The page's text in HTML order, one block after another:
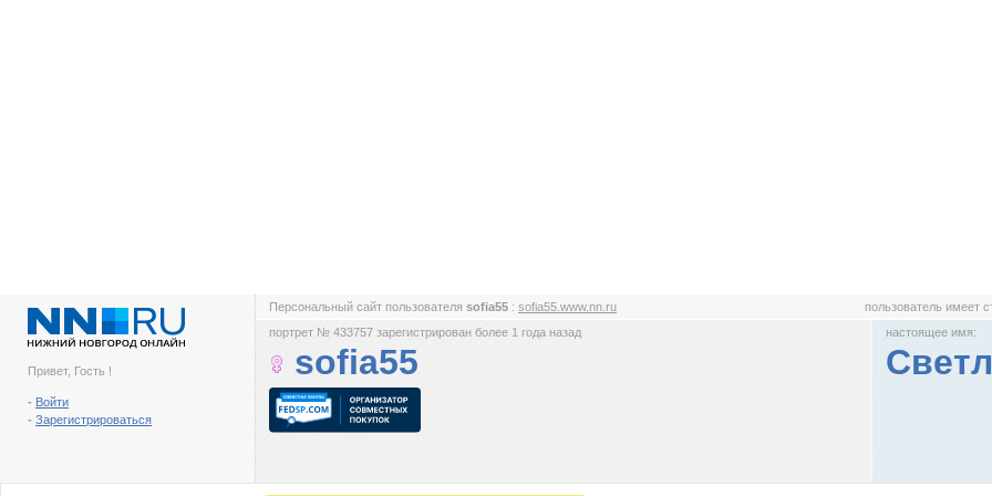
Привет, Гость !
- Войти
- Зарегистрироваться
Персональный сайт пользователя sofia55 : sofia55.www.nn.ru пользователь имеет
портрет № 433757 зарегистрирован более 1 года назад
sofia55
настоящее имя: